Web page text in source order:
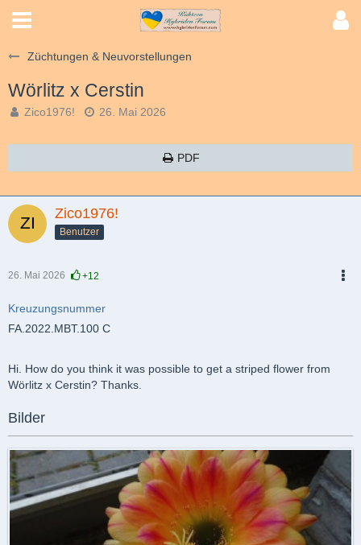
Züchtungen & Neuvorstellungen
Wörlitz x Cerstin
Zico1976! 26. Mai 2026
PDF
Zico1976!
Benutzer
26. Mai 2026 +12
Kreuzungsnummer
FA.2022.MBT.100 C
Hi. How do you think it was possible to get a striped flower from
Wörlitz x Cerstin? Thanks.
Bilder